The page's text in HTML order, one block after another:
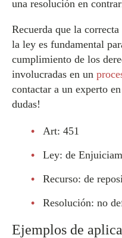
una resolución en
Recuerda que la
la ley es fundamental
cumplimiento de los
involucradas en un
contactar a un experto
dudas!
Art: 451
Ley: de
Recurso: de
Resolución: no
Ejemplos de